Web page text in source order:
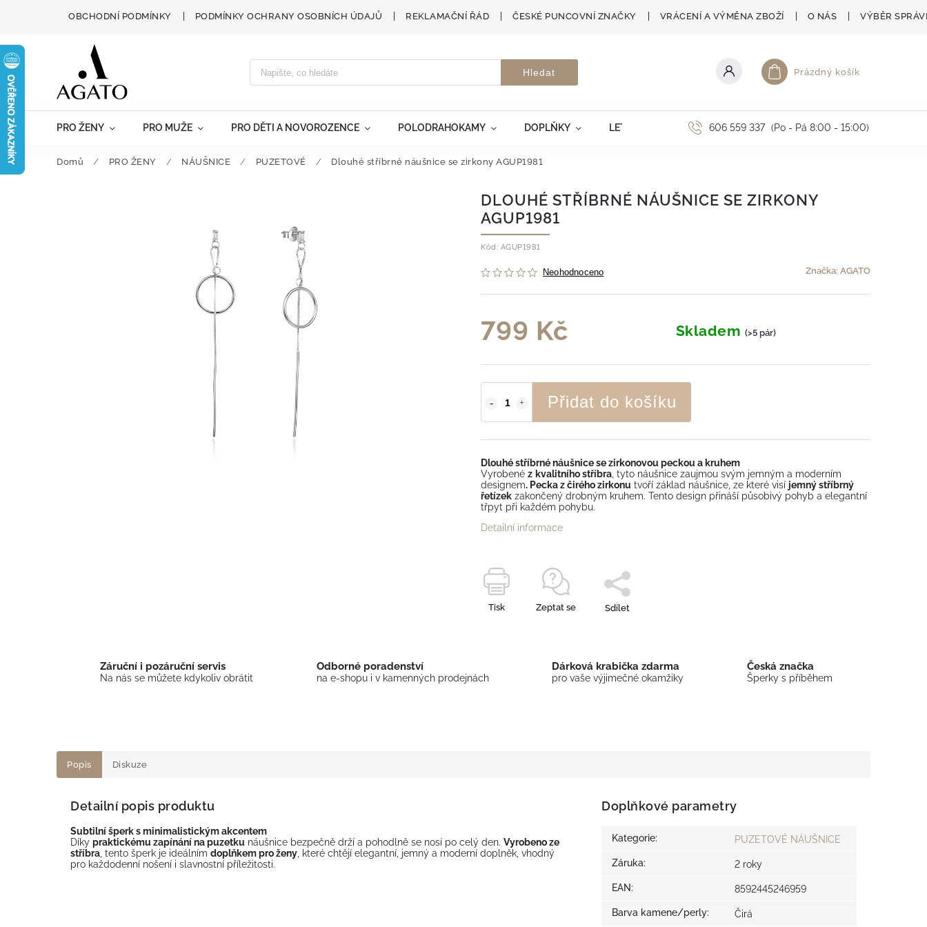
OBCHODNÍ PODMÍNKY PODMÍNKY OCHRANY OSOBNÍCH ÚDAJŮ REKLAMAČNÍ ŘÁD ČESKÉ PUNCOVNÍ ZNAČKY VRÁCENÍ A VÝMĚNA ZBOŽÍ O NÁS VÝBĚR
Hledat Nákupní košík
Prázdný košík
PRO ŽENY PRO MUŽE PRO DĚTI A NOVOROZENCE POLODRAHOKAMY DOPLŇKY LETNÍ AKCE 606 559 337 (Po - Pá 8:00 - 15:00)
Domů / PRO ŽENY / NÁUŠNICE / PUZETOVÉ / Dlouhé stříbrné náušnice se zirkony AGUP1981
DLOUHÉ STŘÍBRNÉ NÁUŠNICE SE ZIRKONY
AGUP1981
Kód: AGUP1981
Neohodnoceno Značka: AGATO
799 Kč Skladem (>5 pár)
Přidat do košíku
Dlouhé stříbrné náušnice se zirkonovou peckou a kruhem
Vyrobené z kvalitního stříbra , tyto náušnice zaujmou svým jemným a moderním
designem. Pecka z čirého zirkonu tvoří základ náušnice, ze které visí jemný stříbrný
řetízek zakončený drobným kruhem. Tento design přináší působivý pohyb a elegantní
třpyt při každém pohybu.
Detailní informace
Tisk Zeptat se Sdílet
Záruční i pozáruční servis
Na nás se můžete kdykoliv obrátit
Odborné poradenství
na e-shopu i v kamenných prodejnách
Dárková krabička zdarma
pro vaše výjimečné okamžiky
Česká značka
Šperky s příběhem
Popis Diskuze
Detailní popis produktu
Subtilní šperk s minimalistickým akcentem
Díky praktickému zapínání na puzetku náušnice bezpečně drží a pohodlně se nosí po celý den. Vyrobeno ze
stříbra, tento šperk je ideálním doplňkem pro ženy, které chtějí elegantní, jemný a moderní doplněk, vhodný
pro každodenní nošení i slavnostní příležitosti.
Doplňkové parametry
Kategorie: PUZETOVÉ NÁUŠNICE
Záruka: 2 roky
EAN: 8592445246959
Barva kamene/perly: Čirá